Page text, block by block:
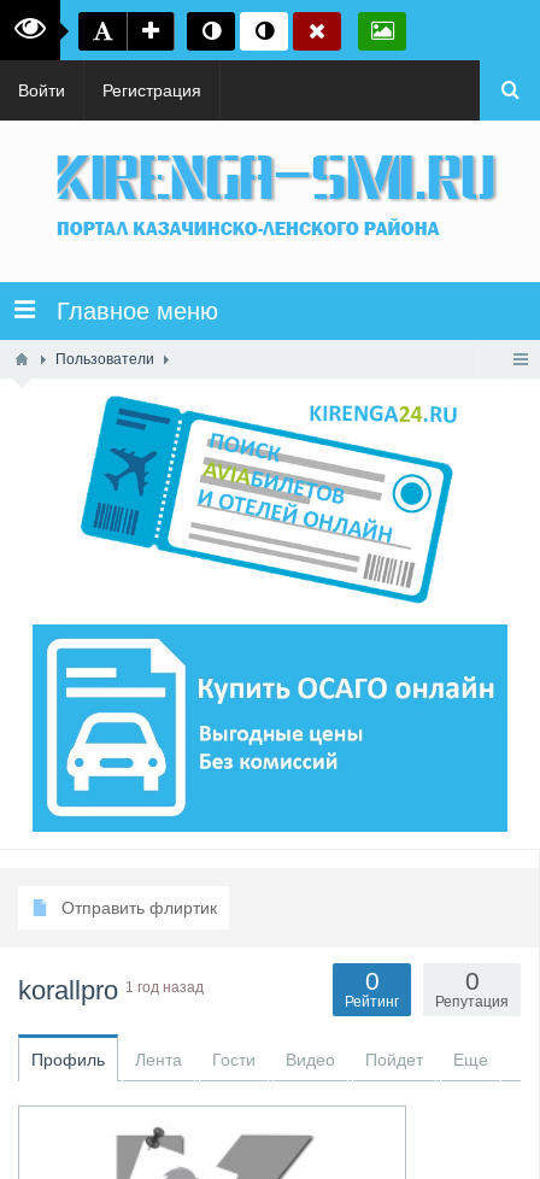
Войти Регистрация
Главное меню
Пользователи
Отправить флиртик
korallpro 1 год назад 0
Репутация
0
Рейтинг
Профиль Лента Гости Видео Пойдет Еще